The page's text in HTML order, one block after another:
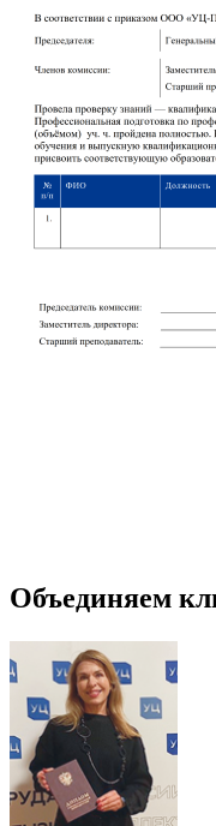
Объединяем